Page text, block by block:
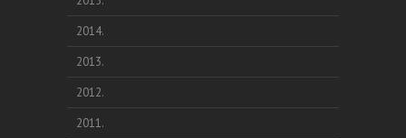
2014.
2013.
2012.
2011.